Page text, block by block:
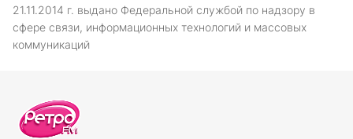
21.11.2014 г. выдано Федеральной службой по надзору в
сфере связи, информационных технологий и массовых
коммуникаций